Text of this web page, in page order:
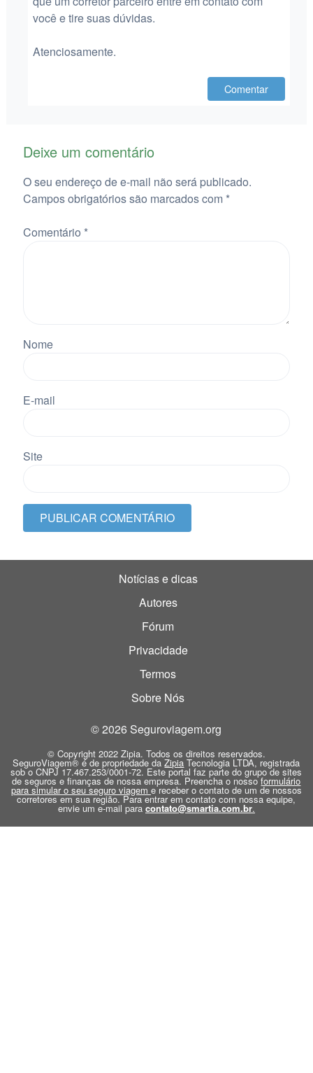
você e tire suas dúvidas.
Atenciosamente.
Comentar
Deixe um comentário
O seu endereço de e-mail não será publicado.
Campos obrigatórios são marcados com *
Comentário *
Nome
E-mail
Site
Notícias e dicas
Autores
Fórum
Privacidade
Termos
Sobre Nós
© 2026 Seguroviagem.org
© Copyright 2022 Zipia. Todos os direitos reservados.
SeguroViagem® é de propriedade daZipia Tecnologia LTDA, registrada
sob o CNPJ 17.467.253/0001-72. Este portal faz parte do grupo de sites
de seguros e finanças de nossa empresa. Preencha o nossoformulário
para simular o seu seguro viagem e receber o contato de um de nossos
corretores em sua região. Para entrar em contato com nossa equipe,
envie um e-mail para contato@smartia.com.br.